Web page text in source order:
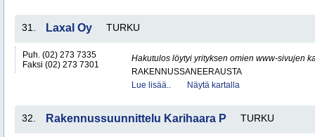
31. Laxal Oy TURKU
Puh. (02) 273 7335
Faksi (02) 273 7301
Hakutulos löytyi yrityksen omien www-sivujen
RAKENNUSSANEERAUSTA
Lue lisää..
Näytä kartalla
32. Rakennussuunnittelu Karihaara P TURKU